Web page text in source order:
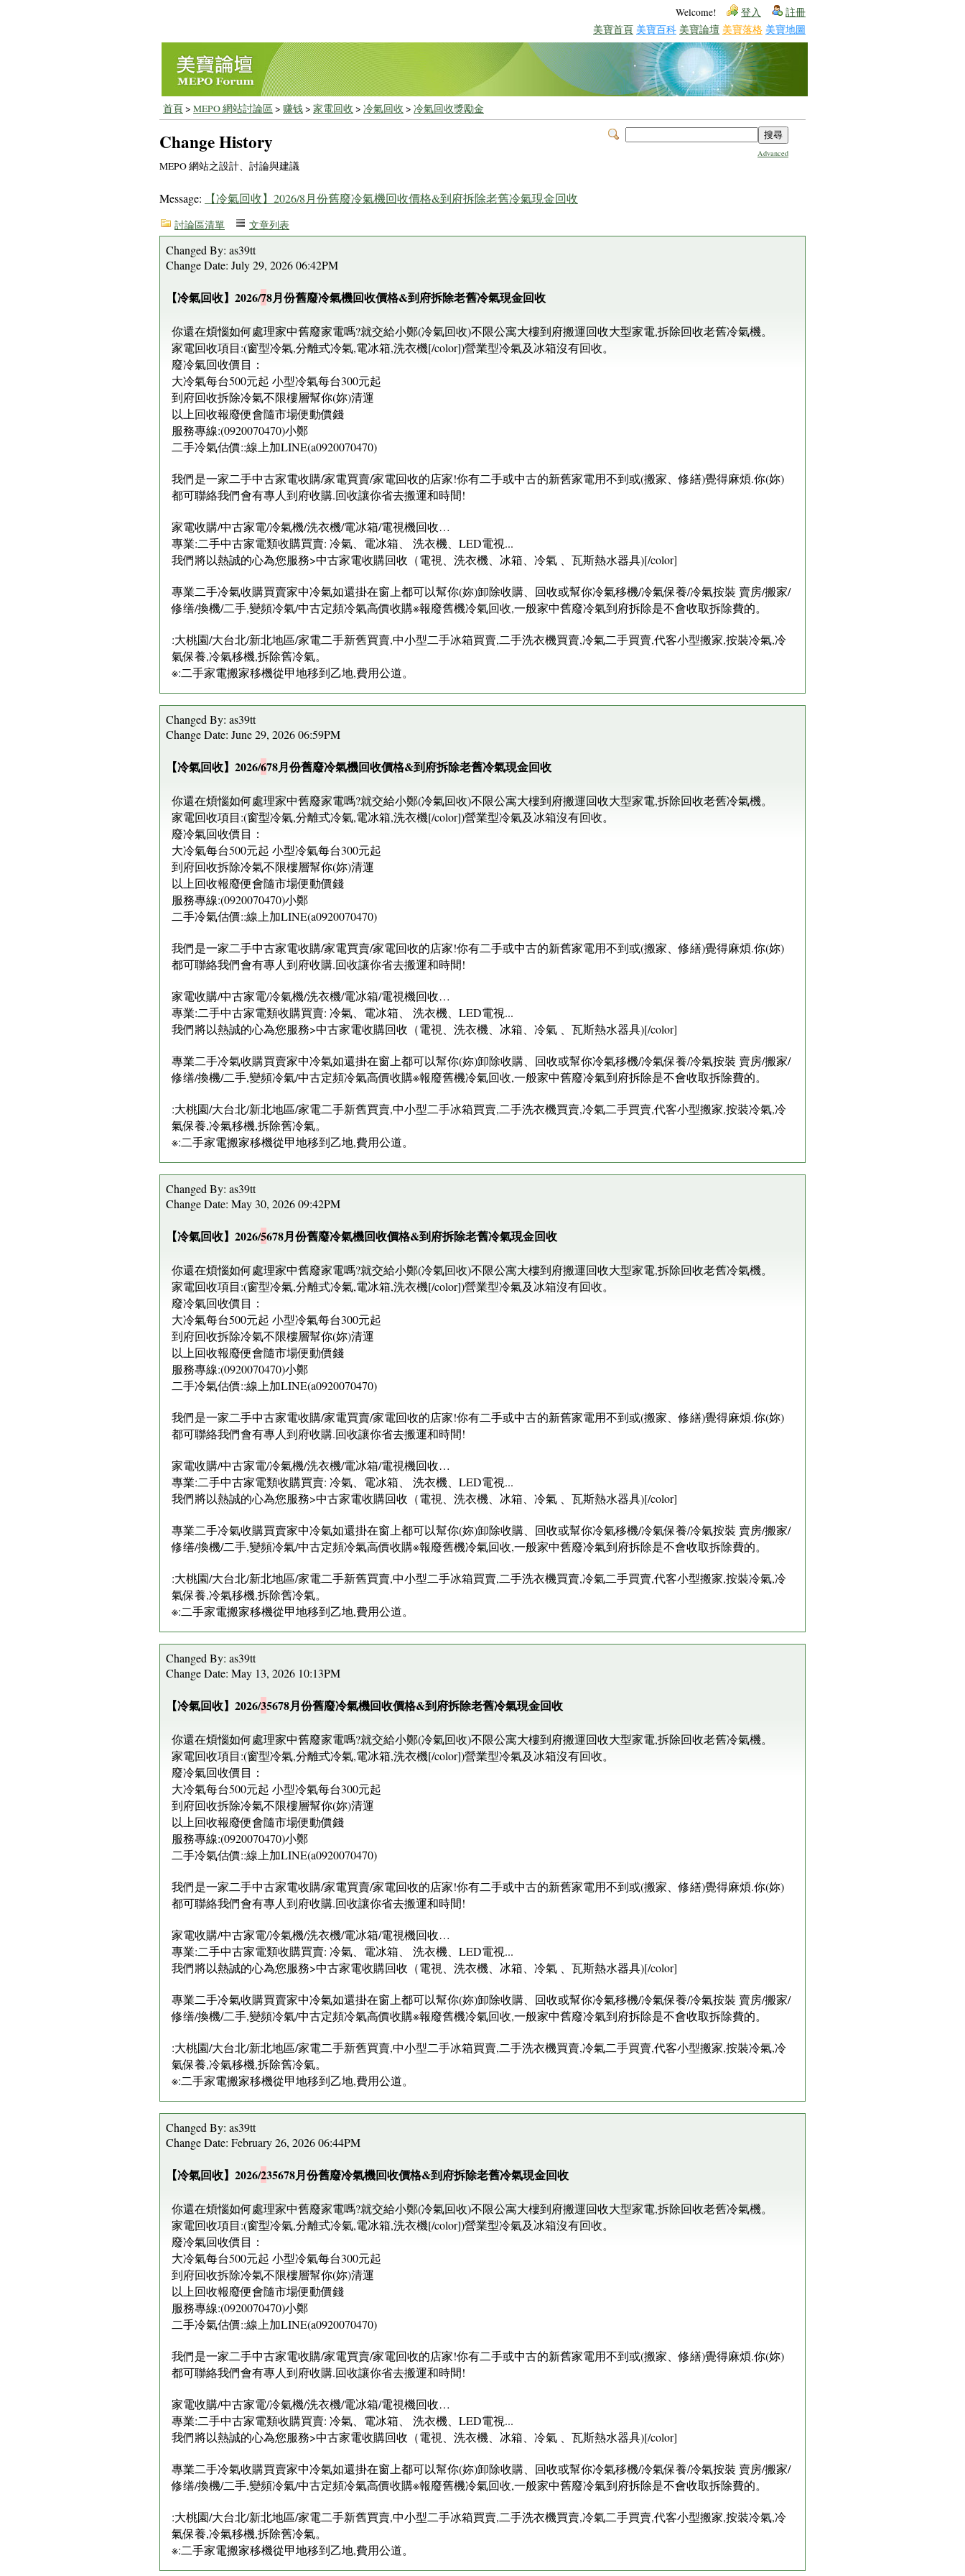
Welcome! 登入 註冊
美寶首頁 美寶百科 美寶論壇 美寶落格 美寶地圖
首頁> MEPO 網站討論區> 赚钱> 家電回收 > 冷氣回收 > 冷氣回收獎勵金
Advanced
Change History
MEPO 網站之設計、討論與建議
Message: 【冷氣回收】2026/8月份舊廢冷氣機回收價格&到府拆除老舊冷氣現金回收
討論區清單 文章列表
Changed By: as39tt
Change Date: July 29, 2026 06:42PM
【冷氣回收】2026/78月份舊廢冷氣機回收價格&到府拆除老舊冷氣現金回收
你還在煩惱如何處理家中舊廢家電嗎?就交給小鄭(冷氣回收)不限公寓大樓到府搬運回收大型家電,拆除回收老舊冷氣機。
家電回收項目:(窗型冷氣,分離式冷氣,電冰箱,洗衣機[/color])營業型冷氣及冰箱沒有回收。
廢冷氣回收價目：
大冷氣每台500元起 小型冷氣每台300元起
到府回收拆除冷氣不限樓層幫你(妳)清運
以上回收報廢便會隨市場便動價錢
服務專線:(0920070470)小鄭
二手冷氣估價::線上加LINE(a0920070470)
我們是一家二手中古家電收購/家電買賣/家電回收的店家!你有二手或中古的新舊家電用不到或(搬家、修繕)覺得麻煩.你(妳)
都可聯絡我們會有專人到府收購.回收讓你省去搬運和時間!
家電收購/中古家電/冷氣機/洗衣機/電冰箱/電視機回收…
專業:二手中古家電類收購買賣: 冷氣、電冰箱、 洗衣機、LED電視...
我們將以熱誠的心為您服務>中古家電收購回收（電視、洗衣機、冰箱、冷氣 、瓦斯熱水器具)[/color]
專業二手冷氣收購買賣家中冷氣如還掛在窗上都可以幫你(妳)卸除收購、回收或幫你冷氣移機/冷氣保養/冷氣按裝 賣房/搬家/
修缮/換機/二手,變頻冷氣/中古定頻冷氣高價收購※報廢舊機冷氣回收,一般家中舊廢冷氣到府拆除是不會收取拆除費的。
​:大桃園/大台北/新北地區/家電二手新舊買賣,中小型二手冰箱買賣,二手洗衣機買賣,冷氣二手買賣,代客小型搬家,按裝冷氣,冷
氣保養,冷氣移機,拆除舊冷氣。
※:二手家電搬家移機從甲地移到乙地,費用公道。
Changed By: as39tt
Change Date: June 29, 2026 06:59PM
【冷氣回收】2026/678月份舊廢冷氣機回收價格&到府拆除老舊冷氣現金回收
你還在煩惱如何處理家中舊廢家電嗎?就交給小鄭(冷氣回收)不限公寓大樓到府搬運回收大型家電,拆除回收老舊冷氣機。
家電回收項目:(窗型冷氣,分離式冷氣,電冰箱,洗衣機[/color])營業型冷氣及冰箱沒有回收。
廢冷氣回收價目：
大冷氣每台500元起 小型冷氣每台300元起
到府回收拆除冷氣不限樓層幫你(妳)清運
以上回收報廢便會隨市場便動價錢
服務專線:(0920070470)小鄭
二手冷氣估價::線上加LINE(a0920070470)
我們是一家二手中古家電收購/家電買賣/家電回收的店家!你有二手或中古的新舊家電用不到或(搬家、修繕)覺得麻煩.你(妳)
都可聯絡我們會有專人到府收購.回收讓你省去搬運和時間!
家電收購/中古家電/冷氣機/洗衣機/電冰箱/電視機回收…
專業:二手中古家電類收購買賣: 冷氣、電冰箱、 洗衣機、LED電視...
我們將以熱誠的心為您服務>中古家電收購回收（電視、洗衣機、冰箱、冷氣 、瓦斯熱水器具)[/color]
專業二手冷氣收購買賣家中冷氣如還掛在窗上都可以幫你(妳)卸除收購、回收或幫你冷氣移機/冷氣保養/冷氣按裝 賣房/搬家/
修缮/換機/二手,變頻冷氣/中古定頻冷氣高價收購※報廢舊機冷氣回收,一般家中舊廢冷氣到府拆除是不會收取拆除費的。
​:大桃園/大台北/新北地區/家電二手新舊買賣,中小型二手冰箱買賣,二手洗衣機買賣,冷氣二手買賣,代客小型搬家,按裝冷氣,冷
氣保養,冷氣移機,拆除舊冷氣。
※:二手家電搬家移機從甲地移到乙地,費用公道。
Changed By: as39tt
Change Date: May 30, 2026 09:42PM
【冷氣回收】2026/5678月份舊廢冷氣機回收價格&到府拆除老舊冷氣現金回收
你還在煩惱如何處理家中舊廢家電嗎?就交給小鄭(冷氣回收)不限公寓大樓到府搬運回收大型家電,拆除回收老舊冷氣機。
家電回收項目:(窗型冷氣,分離式冷氣,電冰箱,洗衣機[/color])營業型冷氣及冰箱沒有回收。
廢冷氣回收價目：
大冷氣每台500元起 小型冷氣每台300元起
到府回收拆除冷氣不限樓層幫你(妳)清運
以上回收報廢便會隨市場便動價錢
服務專線:(0920070470)小鄭
二手冷氣估價::線上加LINE(a0920070470)
我們是一家二手中古家電收購/家電買賣/家電回收的店家!你有二手或中古的新舊家電用不到或(搬家、修繕)覺得麻煩.你(妳)
都可聯絡我們會有專人到府收購.回收讓你省去搬運和時間!
家電收購/中古家電/冷氣機/洗衣機/電冰箱/電視機回收…
專業:二手中古家電類收購買賣: 冷氣、電冰箱、 洗衣機、LED電視...
我們將以熱誠的心為您服務>中古家電收購回收（電視、洗衣機、冰箱、冷氣 、瓦斯熱水器具)[/color]
專業二手冷氣收購買賣家中冷氣如還掛在窗上都可以幫你(妳)卸除收購、回收或幫你冷氣移機/冷氣保養/冷氣按裝 賣房/搬家/
修缮/換機/二手,變頻冷氣/中古定頻冷氣高價收購※報廢舊機冷氣回收,一般家中舊廢冷氣到府拆除是不會收取拆除費的。
​:大桃園/大台北/新北地區/家電二手新舊買賣,中小型二手冰箱買賣,二手洗衣機買賣,冷氣二手買賣,代客小型搬家,按裝冷氣,冷
氣保養,冷氣移機,拆除舊冷氣。
※:二手家電搬家移機從甲地移到乙地,費用公道。
Changed By: as39tt
Change Date: May 13, 2026 10:13PM
【冷氣回收】2026/35678月份舊廢冷氣機回收價格&到府拆除老舊冷氣現金回收
你還在煩惱如何處理家中舊廢家電嗎?就交給小鄭(冷氣回收)不限公寓大樓到府搬運回收大型家電,拆除回收老舊冷氣機。
家電回收項目:(窗型冷氣,分離式冷氣,電冰箱,洗衣機[/color])營業型冷氣及冰箱沒有回收。
廢冷氣回收價目：
大冷氣每台500元起 小型冷氣每台300元起
到府回收拆除冷氣不限樓層幫你(妳)清運
以上回收報廢便會隨市場便動價錢
服務專線:(0920070470)小鄭
二手冷氣估價::線上加LINE(a0920070470)
我們是一家二手中古家電收購/家電買賣/家電回收的店家!你有二手或中古的新舊家電用不到或(搬家、修繕)覺得麻煩.你(妳)
都可聯絡我們會有專人到府收購.回收讓你省去搬運和時間!
家電收購/中古家電/冷氣機/洗衣機/電冰箱/電視機回收…
專業:二手中古家電類收購買賣: 冷氣、電冰箱、 洗衣機、LED電視...
我們將以熱誠的心為您服務>中古家電收購回收（電視、洗衣機、冰箱、冷氣 、瓦斯熱水器具)[/color]
專業二手冷氣收購買賣家中冷氣如還掛在窗上都可以幫你(妳)卸除收購、回收或幫你冷氣移機/冷氣保養/冷氣按裝 賣房/搬家/
修缮/換機/二手,變頻冷氣/中古定頻冷氣高價收購※報廢舊機冷氣回收,一般家中舊廢冷氣到府拆除是不會收取拆除費的。
​:大桃園/大台北/新北地區/家電二手新舊買賣,中小型二手冰箱買賣,二手洗衣機買賣,冷氣二手買賣,代客小型搬家,按裝冷氣,冷
氣保養,冷氣移機,拆除舊冷氣。
※:二手家電搬家移機從甲地移到乙地,費用公道。
Changed By: as39tt
Change Date: February 26, 2026 06:44PM
【冷氣回收】2026/235678月份舊廢冷氣機回收價格&到府拆除老舊冷氣現金回收
你還在煩惱如何處理家中舊廢家電嗎?就交給小鄭(冷氣回收)不限公寓大樓到府搬運回收大型家電,拆除回收老舊冷氣機。
家電回收項目:(窗型冷氣,分離式冷氣,電冰箱,洗衣機[/color])營業型冷氣及冰箱沒有回收。
廢冷氣回收價目：
大冷氣每台500元起 小型冷氣每台300元起
到府回收拆除冷氣不限樓層幫你(妳)清運
以上回收報廢便會隨市場便動價錢
服務專線:(0920070470)小鄭
二手冷氣估價::線上加LINE(a0920070470)
我們是一家二手中古家電收購/家電買賣/家電回收的店家!你有二手或中古的新舊家電用不到或(搬家、修繕)覺得麻煩.你(妳)
都可聯絡我們會有專人到府收購.回收讓你省去搬運和時間!
家電收購/中古家電/冷氣機/洗衣機/電冰箱/電視機回收…
專業:二手中古家電類收購買賣: 冷氣、電冰箱、 洗衣機、LED電視...
我們將以熱誠的心為您服務>中古家電收購回收（電視、洗衣機、冰箱、冷氣 、瓦斯熱水器具)[/color]
專業二手冷氣收購買賣家中冷氣如還掛在窗上都可以幫你(妳)卸除收購、回收或幫你冷氣移機/冷氣保養/冷氣按裝 賣房/搬家/
修缮/換機/二手,變頻冷氣/中古定頻冷氣高價收購※報廢舊機冷氣回收,一般家中舊廢冷氣到府拆除是不會收取拆除費的。
​:大桃園/大台北/新北地區/家電二手新舊買賣,中小型二手冰箱買賣,二手洗衣機買賣,冷氣二手買賣,代客小型搬家,按裝冷氣,冷
氣保養,冷氣移機,拆除舊冷氣。
※:二手家電搬家移機從甲地移到乙地,費用公道。